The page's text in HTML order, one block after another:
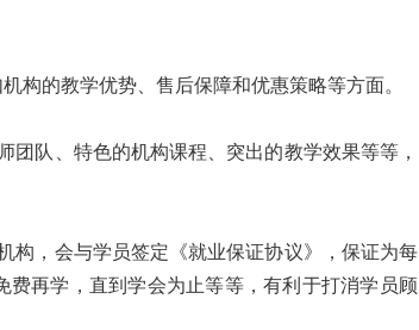
构的教学优势、售后保障和优惠策略等方面。
团队、特色的机构课程、突出的教学效果等等，
构，会与学员签定《就业保证协议》，保证为每
再学，直到学会为止等等，有利于打消学员顾